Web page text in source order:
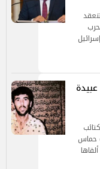
حماس